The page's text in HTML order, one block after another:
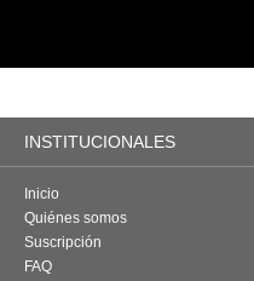
INSTITUCIONALES
Inicio
Quiénes somos
Suscripción
FAQ